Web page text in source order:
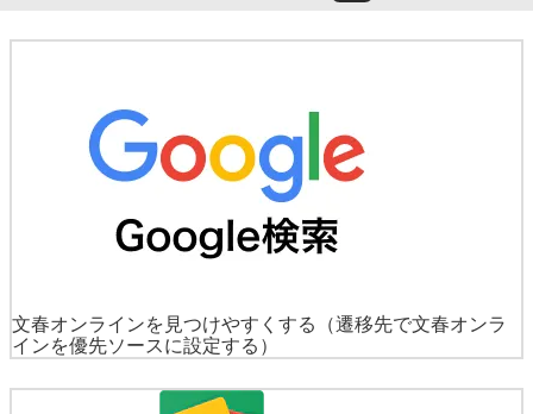
文春オンラインを見つけやすくする
（遷移先で文春オンラ
インを優先ソースに設定する）